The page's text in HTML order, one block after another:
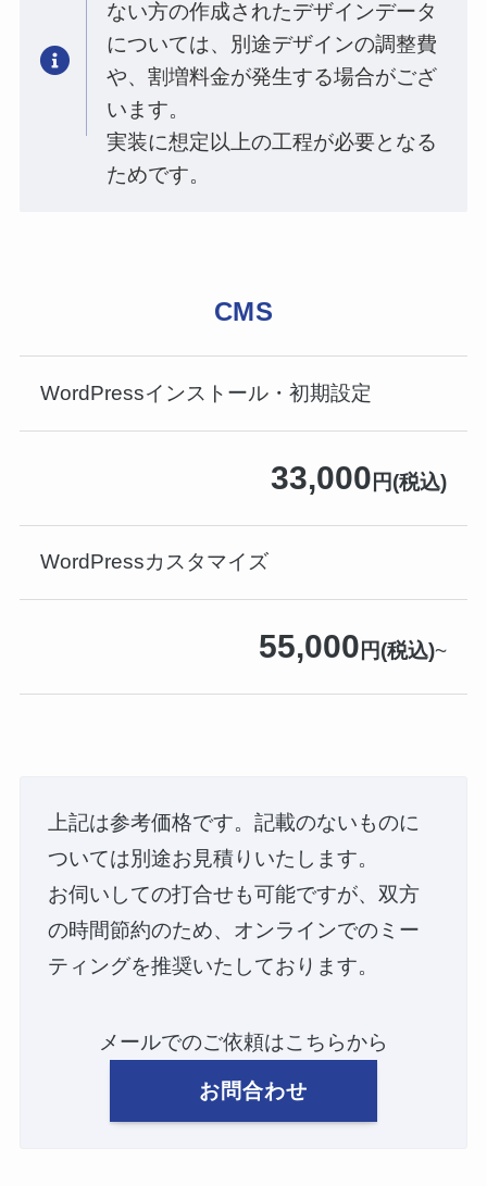
ない方の作成されたデザインデータ
については、別途デザインの調整費
や、割増料金が発生する場合がござ
います。
実装に想定以上の工程が必要となる
ためです。
CMS
WordPressインストール・初期設定
33,000 円(税込)
WordPressカスタマイズ
55,000 円(税込)~
上記は参考価格です。記載のないものに
ついては別途お見積りいたします。
お伺いしての打合せも可能ですが、双方
の時間節約のため、オンラインでのミー
ティングを推奨いたしております。
メールでのご依頼はこちらから
お問合わせ